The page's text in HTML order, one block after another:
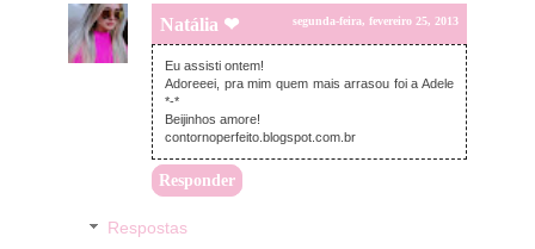
Natália ❤ segunda-feira, fevereiro 25, 2013
Eu assisti ontem!
Adoreeei, pra mim quem mais arrasou foi a Adele
*-*
Beijinhos amore!
contornoperfeito.blogspot.com.br
Responder
Respostas